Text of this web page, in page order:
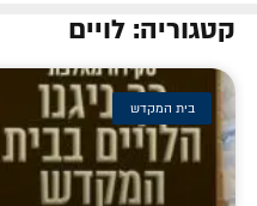
קטגוריה: לויים
בית המקדש